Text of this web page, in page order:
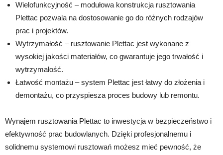
Wielofunkcyjność – modułowa konstrukcja rusztowania
Plettac pozwala na dostosowanie go do różnych rodzajów
prac i projektów.
Wytrzymałość – rusztowanie Plettac jest wykonane z
wysokiej jakości materiałów, co gwarantuje jego trwałość i
wytrzymałość.
Łatwość montażu – system Plettac jest łatwy do złożenia i
demontażu, co przyspiesza proces budowy lub remontu.
Wynajem rusztowania Plettac to inwestycja w bezpieczeństwo i
efektywność prac budowlanych. Dzięki profesjonalnemu i
solidnemu systemowi rusztowań możesz mieć pewność, że